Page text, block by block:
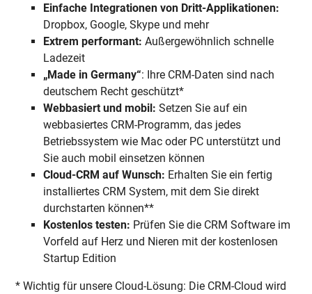
Einfache Integrationen von Dritt-Applikationen:
Dropbox, Google, Skype und mehr
Extrem performant: Außergewöhnlich schnelle
Ladezeit
„Made in Germany“: Ihre CRM-Daten sind nach
deutschem Recht geschützt*
Webbasiert und mobil: Setzen Sie auf ein
webbasiertes CRM-Programm, das jedes
Betriebssystem wie Mac oder PC unterstützt und
Sie auch mobil einsetzen können
Cloud-CRM auf Wunsch: Erhalten Sie ein fertig
installiertes CRM System, mit dem Sie direkt
durchstarten können**
Kostenlos testen: Prüfen Sie die CRM Software im
Vorfeld auf Herz und Nieren mit der kostenlosen
Startup Edition
* Wichtig für unsere Cloud-Lösung: Die CRM-Cloud wird